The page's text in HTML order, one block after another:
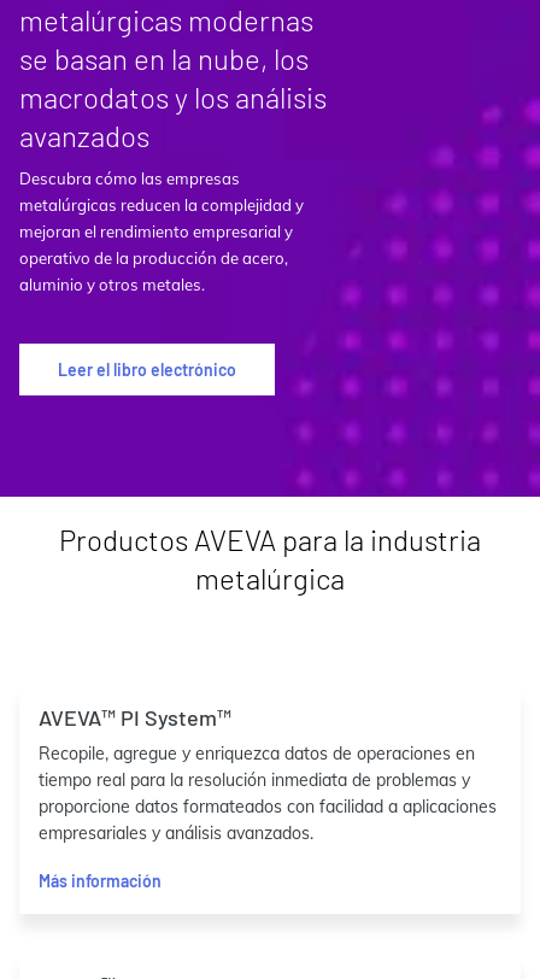
metalúrgicas modernas
se basan en la nube, los
macrodatos y los análisis
avanzados
Descubra cómo las empresas
metalúrgicas reducen la complejidad y
mejoran el rendimiento empresarial y
operativo de la producción de acero,
aluminio y otros metales.
Leer el libro electrónico
Productos AVEVA para la industria
metalúrgica
AVEVA™ PI System™
Recopile, agregue y enriquezca datos de operaciones en
tiempo real para la resolución inmediata de problemas y
proporcione datos formateados con facilidad a aplicaciones
empresariales y análisis avanzados.
Más información